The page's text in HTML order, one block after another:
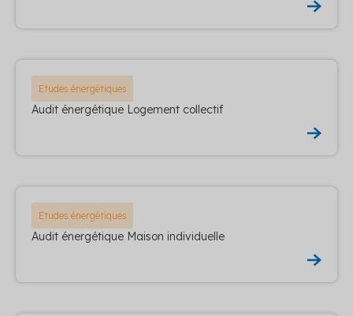
Etudes énergétiques
Audit énergétique Logement collectif
Etudes énergétiques
Audit énergétique Maison individuelle